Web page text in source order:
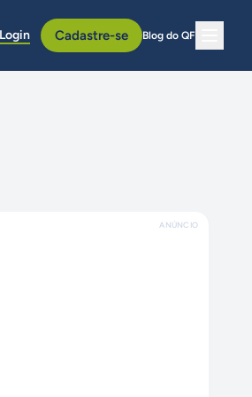
Login Cadastre-se Blog do QF
ANÚNCIO